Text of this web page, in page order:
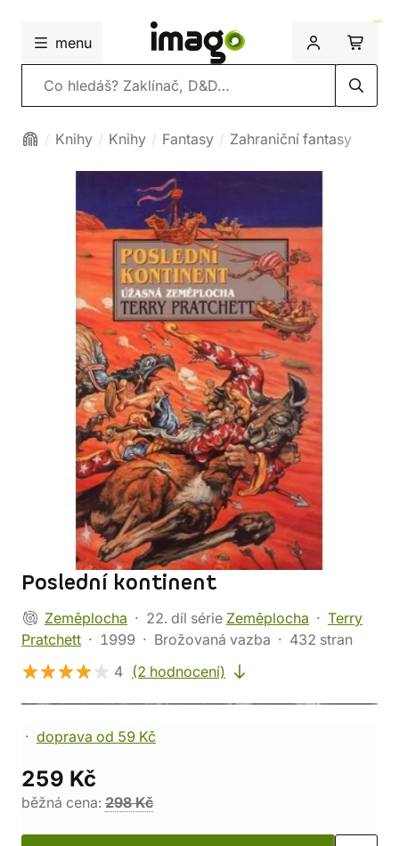
menu
Vyhledávání
Knihy Knihy Fantasy Zahraniční fantasy
Poslední kontinent
Zeměplocha 22. díl série Zeměplocha
Terry
Pratchett
1999 Brožovaná vazba
432 stran
4 (2 hodnocení)
doprava od 59 Kč
259 Kč
běžná cena: 298 Kč